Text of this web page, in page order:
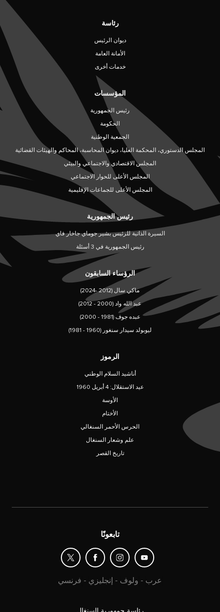
رئاسة
ديوان الرئيس
الأمانة العامة
خدمات أخرى
المؤسسات
رئيس الجمهورية
الحكومة
الجمعية الوطنية
المجلس الدستوري، المحكمة العليا، ديوان المحاسبة، المحاكم والهيئات القضائية
المجلس الاقتصادي والاجتماعي والبيئي
المجلس الأعلى للحوار الاجتماعي
المجلس الأعلى للجماعات الإقليمية
رئيس الجمهورية
السيرة الذاتية للرئيس بشير جوماي جاخار فاي
رئيس الجمهورية في 3 أسئلة
الرؤساء السابقون
ماكي سال (2012 -2024)
عبد الله واد (2000 - 2012)
عبده جوف (1981 - 2000)
ليوبولد سيدار سنغور (1960 - 1981)
الرموز
أناشيد السلام الوطني
عيد الاستقلال: 4 أبريل 1960
الأوسة
الأختام
الحرس الأحمر السنغالي
علم وشعار السنغال
تاريخ القصر
تابعونًا
فرنسي - إنجليزي - ولوف - عرب